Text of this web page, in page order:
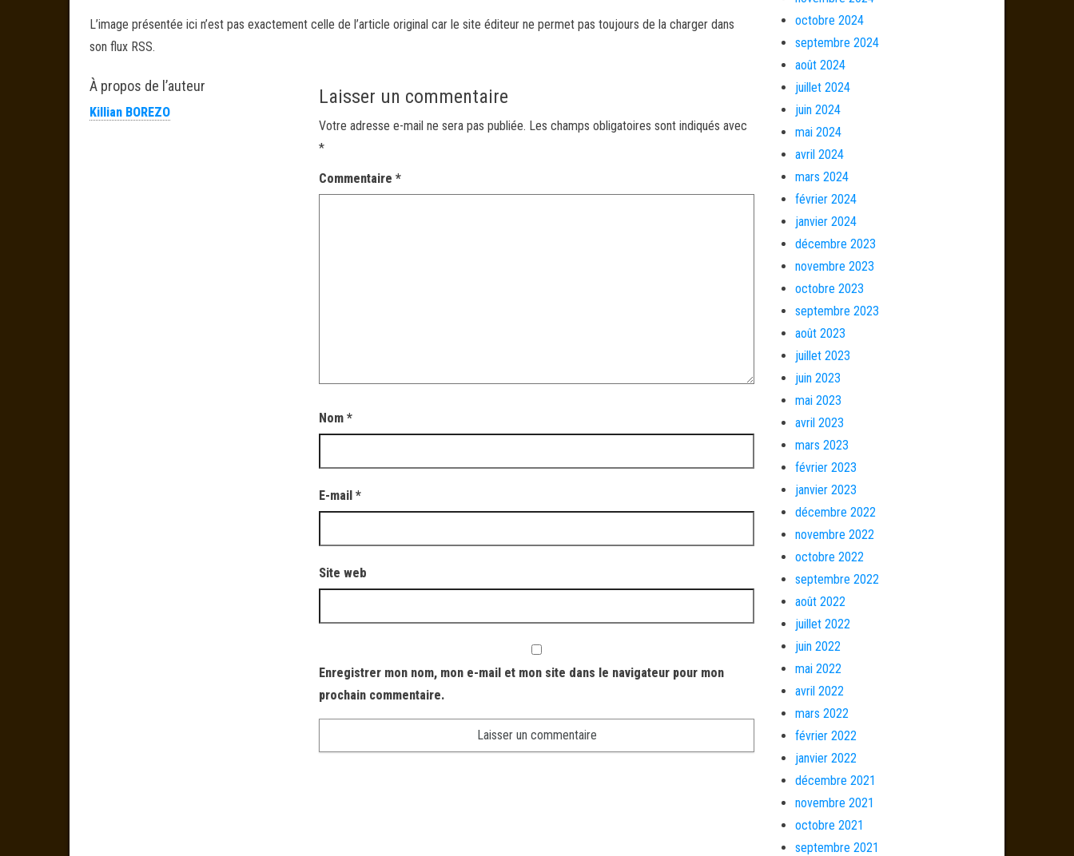
L’image présentée ici n’est pas exactement celle de l’article original car le site éditeur ne permet pas toujours de la charger dans
son flux RSS.
À propos de l’auteur
Killian BOREZO
Laisser un commentaire
Votre adresse e-mail ne sera pas publiée. Les champs obligatoires sont indiqués avec
*
Commentaire*
Nom*
E-mail*
Site web
Enregistrer mon nom, mon e-mail et mon site dans le navigateur pour mon
prochain commentaire.
octobre 2024
septembre 2024
août 2024
juillet 2024
juin 2024
mai 2024
avril 2024
mars 2024
février 2024
janvier 2024
décembre 2023
novembre 2023
octobre 2023
septembre 2023
août 2023
juillet 2023
juin 2023
mai 2023
avril 2023
mars 2023
février 2023
janvier 2023
décembre 2022
novembre 2022
octobre 2022
septembre 2022
août 2022
juillet 2022
juin 2022
mai 2022
avril 2022
mars 2022
février 2022
janvier 2022
décembre 2021
novembre 2021
octobre 2021
septembre 2021